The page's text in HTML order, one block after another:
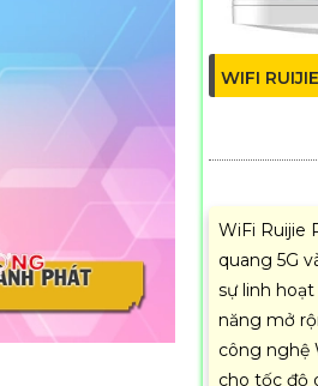
WIFI
WiFi Ruijie
quang 5G
sự linh
năng mở
công nghệ
cho tốc độ